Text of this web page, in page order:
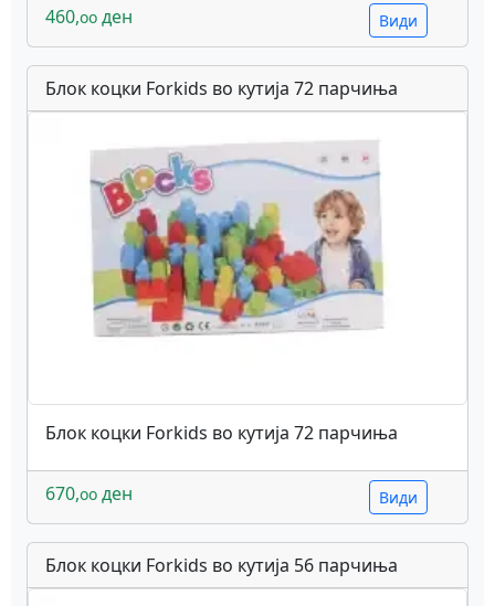
460,oo ден Види
Блок коцки Forkids во кутија 72 парчиња
Блок коцки Forkids во кутија 72 парчиња
670,oo ден Види
Блок коцки Forkids во кутија 56 парчиња